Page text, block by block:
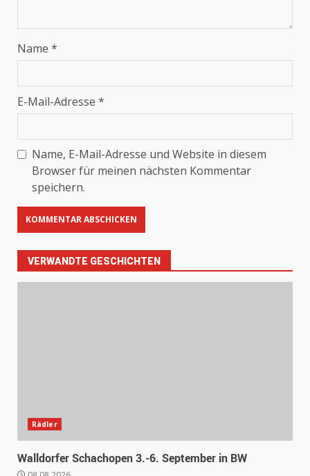
Name *
E-Mail-Adresse *
Name, E-Mail-Adresse und Website in diesem
Browser für meinen nächsten Kommentar
speichern.
VERWANDTE GESCHICHTEN
Rädler
Walldorfer Schachopen 3.-6. September in BW